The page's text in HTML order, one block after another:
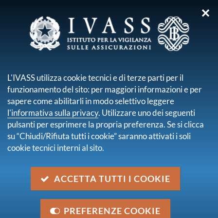
sei qui:
semestre 2019
Report Analisi Trend Offerta
Prodotti Assicurativi - Secondo
semestre 2019
L'analisi è finalizzata a rilevare i nuovi prodotti
i trend di offerta con particolare riferimento agli
✕
L'IVASS utilizza cookie tecnici e di terze parti per il
funzionamento del sito: per maggiori informazioni e per
sapere come abilitarli in modo selettivo leggere
l'informativa sulla privacy. Utilizzare uno dei seguenti
pulsanti per esprimere la propria preferenza. Se si clicca
su “Chiudi/Rifiuta tutti i cookie” saranno attivati i soli
cookie tecnici interni al sito.
ACCETTA TUTTI I COOKIE
PREFERENZE COOKIE